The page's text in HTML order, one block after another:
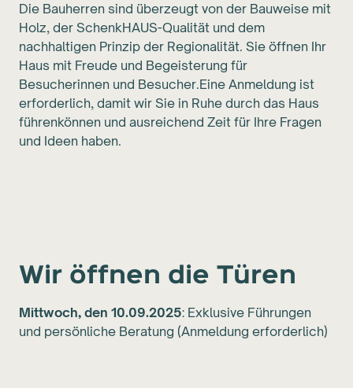
Die Bauherren sind überzeugt von der Bauweise mit
Holz, der SchenkHAUS-Qualität und dem
nachhaltigen Prinzip der Regionalität. Sie öffnen Ihr
Haus mit Freude und Begeisterung für
Besucherinnen und Besucher.Eine Anmeldung ist
erforderlich, damit wir Sie in Ruhe durch das Haus
führenkönnen und ausreichend Zeit für Ihre Fragen
und Ideen haben.
Wir öffnen die Türen
Mittwoch, den 10.09.2025: Exklusive Führungen
und persönliche Beratung (Anmeldung erforderlich)